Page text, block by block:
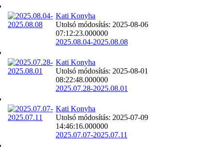
Kati Konyha
Utolsó módosítás: 2025-08-06
07:12:23.000000
2025.08.04-2025.08.08
Kati Konyha
Utolsó módosítás: 2025-08-01
08:22:48.000000
2025.07.28-2025.08.01
Kati Konyha
Utolsó módosítás: 2025-07-09
14:46:16.000000
2025.07.07-2025.07.11